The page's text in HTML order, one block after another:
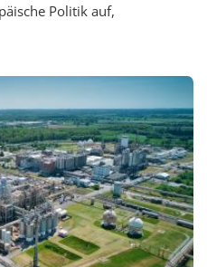
Politik auf,